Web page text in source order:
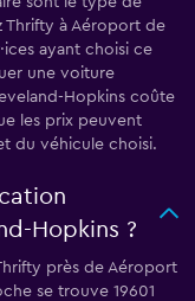
Thrifty à Aéroport de
ayant choisi ce
une voiture
Hopkins coûte
les prix peuvent
du véhicule choisi.
Hopkins ?
près de Aéroport
se trouve 19601